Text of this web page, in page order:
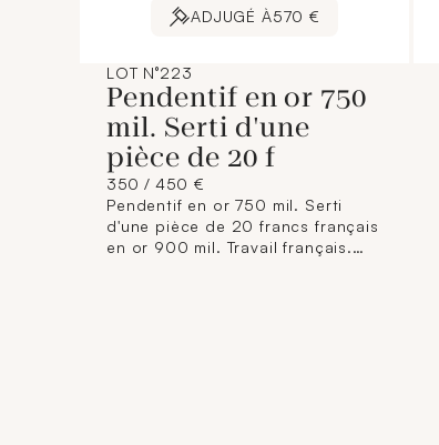
ADJUGÉ À570 €
LOT N°223
Pendentif en or 750
mil. Serti d'une
pièce de 20 f
350 / 450 €
Pendentif en or 750 mil. Serti
d'une pièce de 20 francs français
en or 900 mil. Travail français.